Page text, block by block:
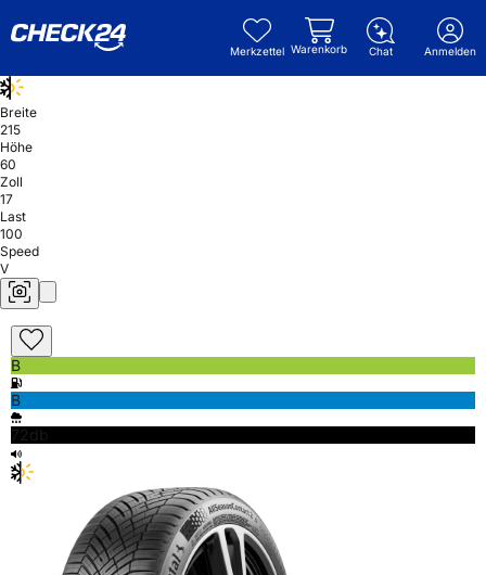
Merkzettel Warenkorb Chat Anmelden
Breite
215
Höhe
60
Zoll
17
Last
100
Speed
V
B
B
72db